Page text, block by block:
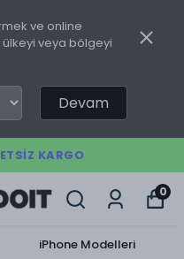
ve online
veya bölgeyi
Devam
KARGO
0
iPhone Modelleri